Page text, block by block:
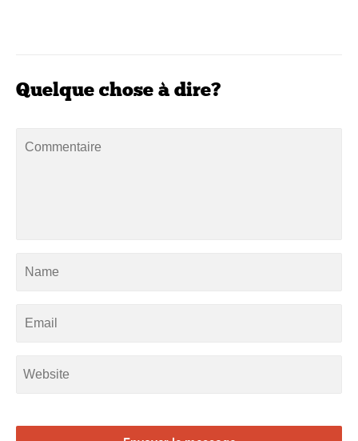
Quelque chose à dire?